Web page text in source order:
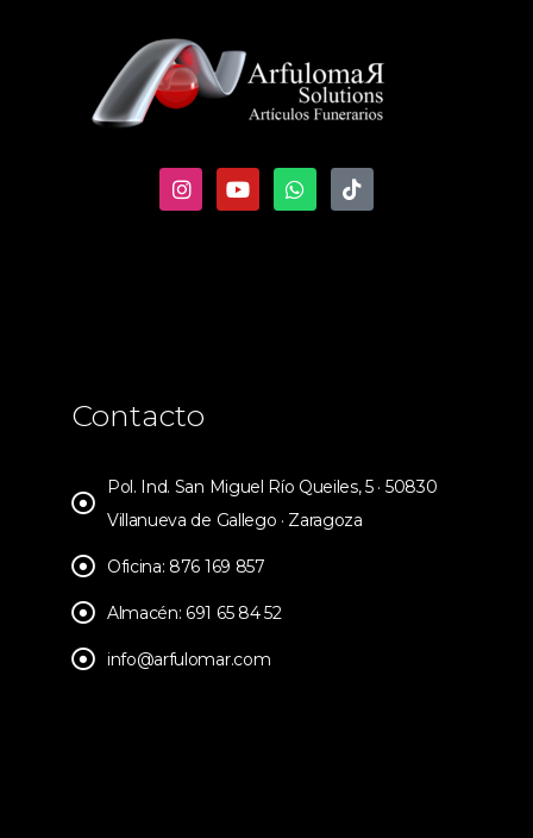
Contacto
Pol. Ind. San Miguel Río Queiles, 5 · 50830
Villanueva de Gallego · Zaragoza
Oficina: 876 169 857
Almacén: 691 65 84 52
info@arfulomar.com